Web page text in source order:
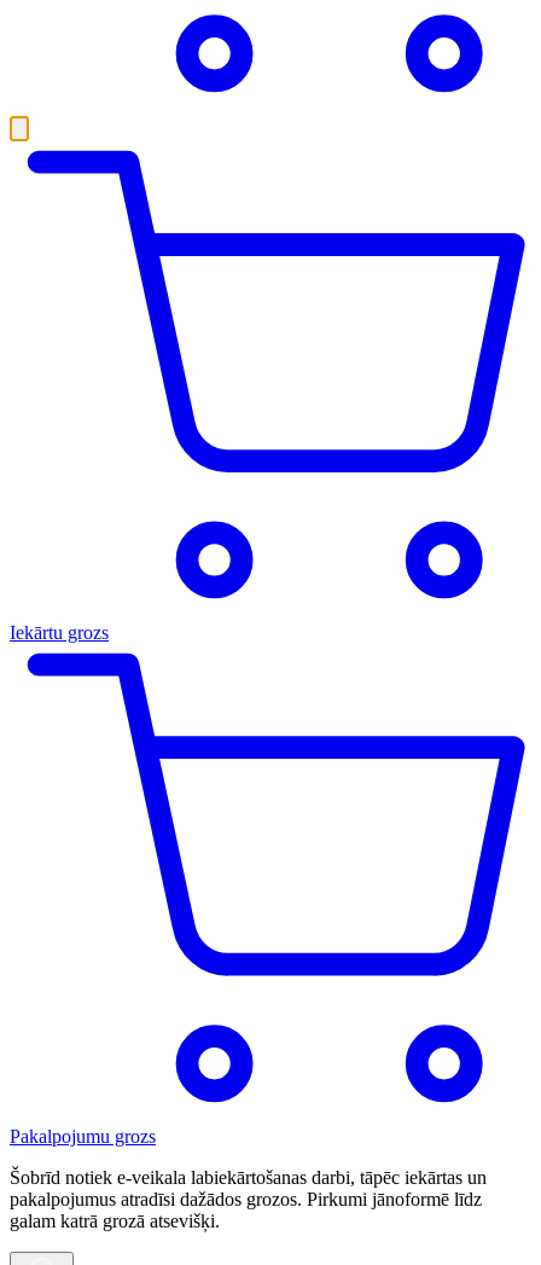
Iekārtu grozs
Pakalpojumu grozs
Šobrīd notiek e-veikala labiekārtošanas darbi, tāpēc iekārtas un
pakalpojumus atradīsi dažādos grozos. Pirkumi jānoformē līdz
galam katrā grozā atsevišķi.